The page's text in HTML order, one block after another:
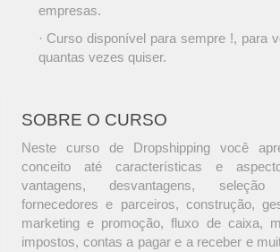
empresas.
· Curso disponível para sempre !, para
quantas vezes quiser.
SOBRE O CURSO
Neste curso de Dropshipping você
conceito até características e
vantagens, desvantagens,
fornecedores e parceiros, construção,
marketing e promoção, fluxo de caixa,
impostos, contas a pagar e a receber e